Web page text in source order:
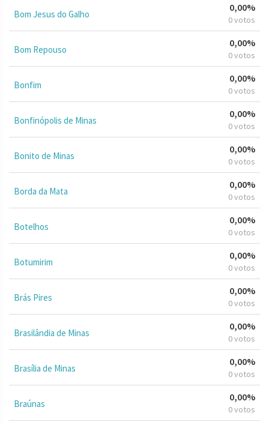
Bom Jesus do Galho
0,00%
0 votos
Bom Repouso
0,00%
0 votos
Bonfim
0,00%
0 votos
Bonfinópolis de Minas
0,00%
0 votos
Bonito de Minas
0,00%
0 votos
Borda da Mata
0,00%
0 votos
Botelhos
0,00%
0 votos
Botumirim
0,00%
0 votos
Brás Pires
0,00%
0 votos
Brasilândia de Minas
0,00%
0 votos
Brasília de Minas
0,00%
0 votos
Braúnas
0,00%
0 votos